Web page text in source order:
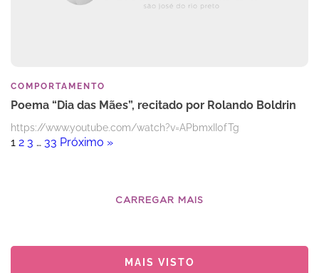
COMPORTAMENTO
Poema “Dia das Mães”, recitado por Rolando Boldrin
https://www.youtube.com/watch?v=APbmxII0fTg
1 2 3 … 33 Próximo »
CARREGAR MAIS
MAIS VISTO